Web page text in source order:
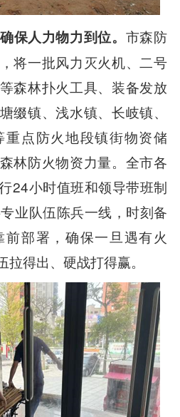
保人力物力到位。 市森防
将一批风力灭火机、二号
森林扑火工具、装备发放
缀镇、浅水镇、长岐镇、
点防火地段镇街物资储
林防火物资力量。全市各
24小时值班和领导带班制
业队伍陈兵一线，时刻备
部署，确保一旦遇有火
得出、硬战打得赢。